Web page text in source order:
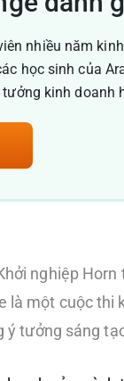
nhiều năm
học sinh của
kinh doanh
nghiệp
là một cuộc thi
ý tưởng sáng